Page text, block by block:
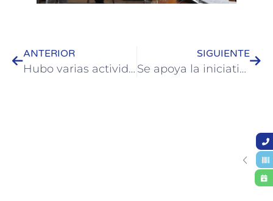
ANTERIOR
Hubo varias actividades en Colón en el marco de la Semana de la Ancianidad
SIGUIENTE
Se apoya la iniciativa solidaria para LALCEC Colón del atleta Silvio Arlettaz